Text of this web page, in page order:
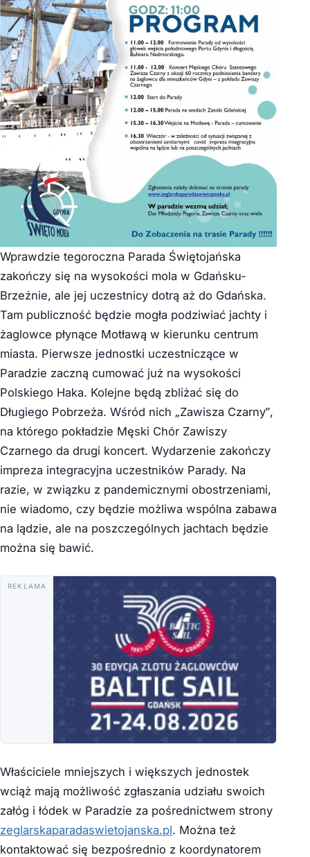
Wprawdzie tegoroczna Parada Świętojańska
zakończy się na wysokości mola w Gdańsku-
Brzeźnie, ale jej uczestnicy dotrą aż do Gdańska.
Tam publiczność będzie mogła podziwiać jachty i
żaglowce płynące Motławą w kierunku centrum
miasta. Pierwsze jednostki uczestniczące w
Paradzie zaczną cumować już na wysokości
Polskiego Haka. Kolejne będą zbliżać się do
Długiego Pobrzeża. Wśród nich „Zawisza Czarny”,
na którego pokładzie Męski Chór Zawiszy
Czarnego da drugi koncert. Wydarzenie zakończy
impreza integracyjna uczestników Parady. Na
razie, w związku z pandemicznymi obostrzeniami,
nie wiadomo, czy będzie możliwa wspólna zabawa
na lądzie, ale na poszczególnych jachtach będzie
można się bawić.
REKLAMA
Właściciele mniejszych i większych jednostek
wciąż mają możliwość zgłaszania udziału swoich
załóg i łódek w Paradzie za pośrednictwem strony
zeglarskaparadaswietojanska.pl. Można też
kontaktować się bezpośrednio z koordynatorem